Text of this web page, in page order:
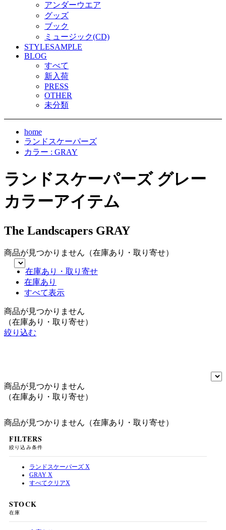
アンダーウエア
グッズ
ブック
ミュージック(CD)
STYLESAMPLE
BLOG
すべて
新入荷
PRESS
OTHER
未分類
home
ランドスケーパーズ
カラー : GRAY
ランドスケーパーズ グレー
カラーアイテム
The Landscapers GRAY
商品が見つかりません（在庫あり・取り寄せ）
在庫あり・取り寄せ
在庫あり
すべて表示
商品が見つかりません
（在庫あり・取り寄せ）
絞り込む
商品が見つかりません
（在庫あり・取り寄せ）
商品が見つかりません（在庫あり・取り寄せ）
FILTERS
絞り込み条件
ランドスケーパーズ X
GRAY X
すべてクリアX
STOCK
在庫